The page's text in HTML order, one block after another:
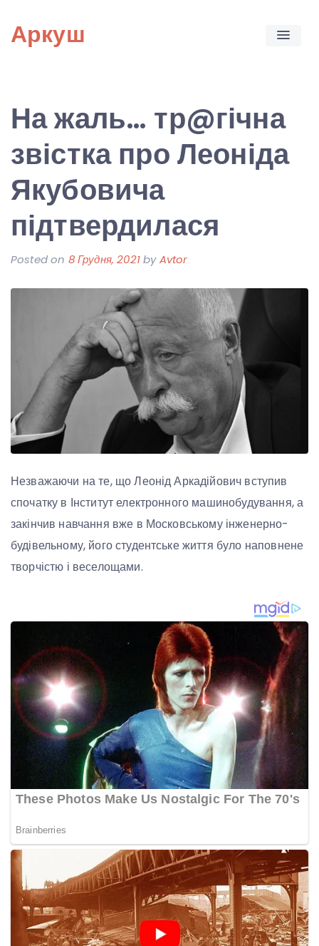
content
Аркуш
На жаль… тр@гічна
звістка про Леоніда
Якубовича
підтвердилася
Posted on 8 Грудня, 2021byAvtor
Незважаючи на те, що Леонід Аркадійович вступив
спочатку в Інститут електронного машинобудування, а
закінчив навчання вже в Московському інженерно-
будівельному, його студентське життя було наповнене
творчістю і веселощами.